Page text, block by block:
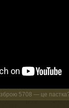
5708 — це